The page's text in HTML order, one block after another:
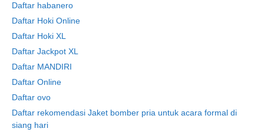
Daftar habanero
Daftar Hoki Online
Daftar Hoki XL
Daftar Jackpot XL
Daftar MANDIRI
Daftar Online
Daftar ovo
Daftar rekomendasi Jaket bomber pria untuk acara formal di
siang hari